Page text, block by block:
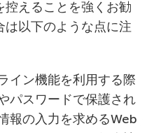
控えることを強くお勧
以下のような点に注
イン機能を利用する際
パスワードで保護され
報の入力を求めるWeb